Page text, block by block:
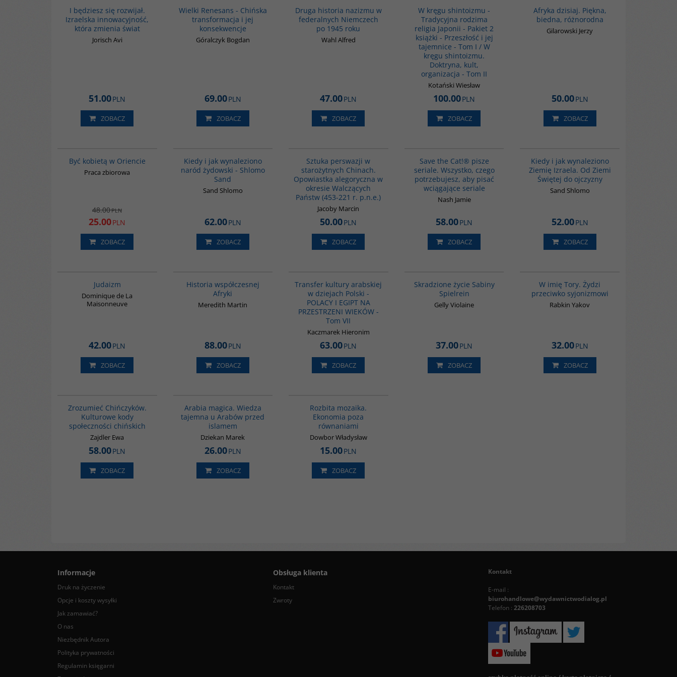
I będziesz się rozwijał.
Izraelska innowacyjność,
która zmienia świat
Jorisch Avi
51.00PLN
ZOBACZ
Wielki Renesans - Chińska
transformacja i jej
konsekwencje
Góralczyk Bogdan
69.00PLN
ZOBACZ
Druga historia nazizmu w
federalnych Niemczech
po 1945 roku
Wahl Alfred
47.00PLN
ZOBACZ
W kręgu shintoizmu -
Tradycyjna rodzima
religia Japonii - Pakiet 2
książki - Przeszłość i jej
tajemnice - Tom I / W
kręgu shintoizmu.
Doktryna, kult,
organizacja - Tom II
Kotański Wiesław
100.00PLN
ZOBACZ
Afryka dzisiaj. Piękna,
biedna, różnorodna
Gilarowski Jerzy
50.00PLN
ZOBACZ
Być kobietą w Oriencie
Praca zbiorowa
48.00PLN
25.00PLN
ZOBACZ
Kiedy i jak wynaleziono
naród żydowski - Shlomo
Sand
Sand Shlomo
62.00PLN
ZOBACZ
Sztuka perswazji w
starożytnych Chinach.
Opowiastka alegoryczna w
okresie Walczących
Państw (453-221 r. p.n.e.)
Jacoby Marcin
50.00PLN
ZOBACZ
Save the Cat!® pisze
seriale. Wszystko, czego
potrzebujesz, aby pisać
wciągające seriale
Nash Jamie
58.00PLN
ZOBACZ
Kiedy i jak wynaleziono
Ziemię Izraela. Od Ziemi
Świętej do ojczyzny
Sand Shlomo
52.00PLN
ZOBACZ
Judaizm
Dominique de La
Maisonneuve
42.00PLN
ZOBACZ
Historia współczesnej
Afryki
Meredith Martin
88.00PLN
ZOBACZ
Transfer kultury arabskiej
w dziejach Polski -
POLACY I EGIPT NA
PRZESTRZENI WIEKÓW -
Tom VII
Kaczmarek Hieronim
63.00PLN
ZOBACZ
Skradzione życie Sabiny
Spielrein
Gelly Violaine
37.00PLN
ZOBACZ
W imię Tory. Żydzi
przeciwko syjonizmowi
Rabkin Yakov
32.00PLN
ZOBACZ
Zrozumieć Chińczyków.
Kulturowe kody
społeczności chińskich
Zajdler Ewa
58.00PLN
ZOBACZ
Arabia magica. Wiedza
tajemna u Arabów przed
islamem
Dziekan Marek
26.00PLN
ZOBACZ
Rozbita mozaika.
Ekonomia poza
równaniami
Dowbor Władysław
15.00PLN
ZOBACZ
Informacje
Druk na życzenie
Opcje i koszty wysyłki
Jak zamawiać?
O nas
Niezbędnik Autora
Polityka prywatności
Regulamin księgarni
Obsługa klienta
Kontakt
Zwroty
Kontakt
E-mail :
biurohandlowe@wydawnictwodialog.pl
Telefon : 226208703